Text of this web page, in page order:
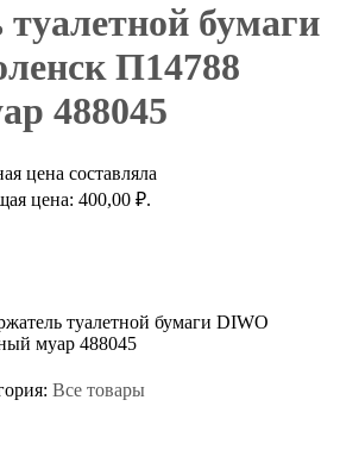
бумаги
П14788
488045
цена составляла
цена: 400,00 ₽.
туалетной бумаги DIWO
муар 488045
Все товары